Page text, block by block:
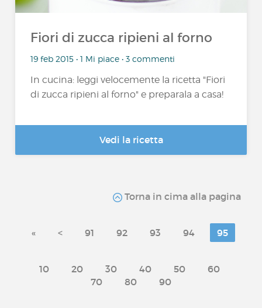
Fiori di zucca ripieni al forno
19 feb 2015 • 1 Mi piace • 3 commenti
In cucina: leggi velocemente la ricetta "Fiori
di zucca ripieni al forno" e preparala a casa!
Vedi la ricetta
Torna in cima alla pagina
« < 91 92 93 94 95
10 20 30 40 50
60
70
80 90